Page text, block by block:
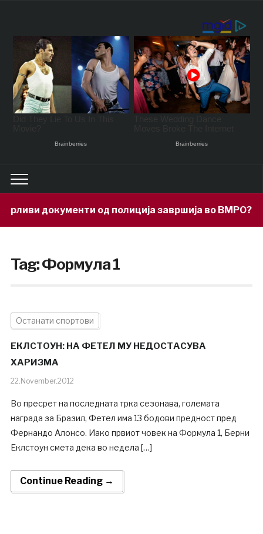
документи од полиција завршија во ВМРО?
Tag:Формула 1
Останати спортови
ЕКЛСТОУН: НА ФЕТЕЛ МУ НЕДОСТАСУВА
ХАРИЗМА
22.November.2012
Во пресрет на последната трка сезонава, големата
награда за Бразил, Фетел има 13 бодови предност пред
Фернандо Алонсо. Иако првиот човек на Формула 1, Берни
Еклстоун смета дека во недела […]
Continue Reading →